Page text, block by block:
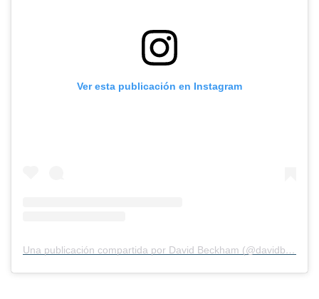
Ver esta publicación en Instagram
Una publicación compartida por David Beckham (@davidbeckham)